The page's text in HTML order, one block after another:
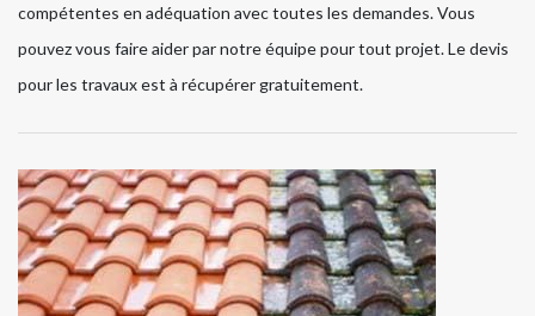
compétentes en adéquation avec toutes les demandes. Vous
pouvez vous faire aider par notre équipe pour tout projet. Le devis
pour les travaux est à récupérer gratuitement.